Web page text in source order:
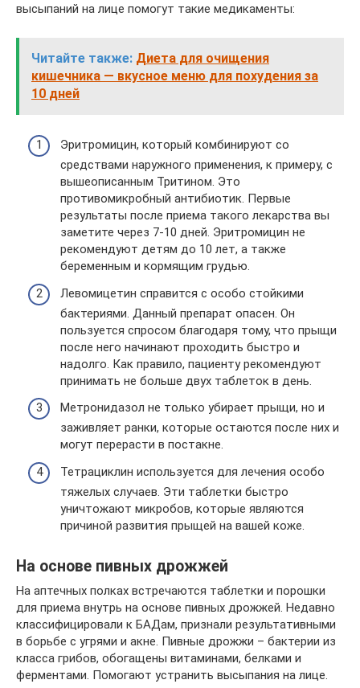
высыпаний на лице помогут такие медикаменты:
Читайте также: Диета для очищения
кишечника — вкусное меню для похудения за
10 дней
Эритромицин, который комбинируют со
средствами наружного применения, к примеру, с
вышеописанным Тритином. Это
противомикробный антибиотик. Первые
результаты после приема такого лекарства вы
заметите через 7-10 дней. Эритромицин не
рекомендуют детям до 10 лет, а также
беременным и кормящим грудью.
Левомицетин справится с особо стойкими
бактериями. Данный препарат опасен. Он
пользуется спросом благодаря тому, что прыщи
после него начинают проходить быстро и
надолго. Как правило, пациенту рекомендуют
принимать не больше двух таблеток в день.
Метронидазол не только убирает прыщи, но и
заживляет ранки, которые остаются после них и
могут перерасти в постакне.
Тетрациклин используется для лечения особо
тяжелых случаев. Эти таблетки быстро
уничтожают микробов, которые являются
причиной развития прыщей на вашей коже.
На основе пивных дрожжей
На аптечных полках встречаются таблетки и порошки
для приема внутрь на основе пивных дрожжей. Недавно
классифицировали к БАДам, признали результативными
в борьбе с угрями и акне. Пивные дрожжи – бактерии из
класса грибов, обогащены витаминами, белками и
ферментами. Помогают устранить высыпания на лице.